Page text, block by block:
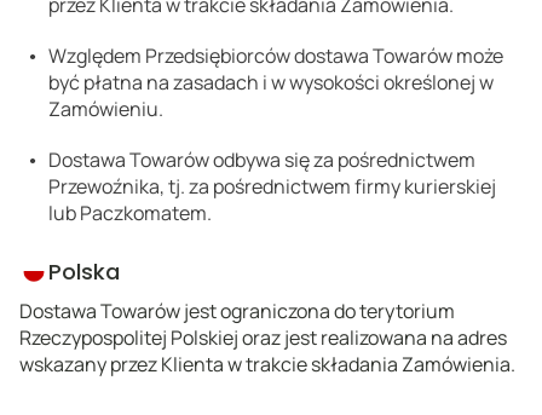
Względem Przedsiębiorców dostawa Towarów może
być płatna na zasadach i w wysokości określonej w
Zamówieniu.
Dostawa Towarów odbywa się za pośrednictwem
Przewoźnika, tj. za pośrednictwem firmy kurierskiej
lub Paczkomatem.
Polska
Dostawa Towarów jest ograniczona do terytorium
Rzeczypospolitej Polskiej oraz jest realizowana na adres
wskazany przez Klienta w trakcie składania Zamówienia.